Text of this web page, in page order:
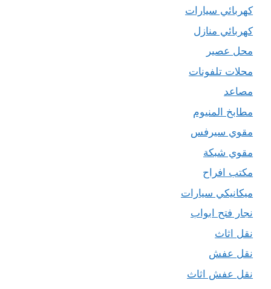
كهربائي سيارات
كهربائي منازل
محل عصير
محلات تلفونات
مصاعد
مطابخ المنيوم
مقوي سيرفس
مقوي شبكة
مكتب افراح
ميكانيكي سيارات
نجار فتح ابواب
نقل اثاث
نقل عفش
نقل عفش اثاث